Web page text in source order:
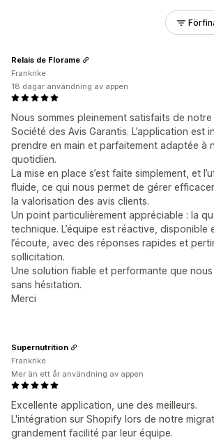
Nous sommes pleinement satisfaits de
Société des Avis Garantis. L’application est
prendre en main et parfaitement adaptée à
quotidien.
La mise en place s’est faite simplement, et
fluide, ce qui nous permet de gérer
la valorisation des avis clients.
Un point particulièrement appréciable : la
technique. L’équipe est réactive, disponible
l’écoute, avec des réponses rapides et
sollicitation.
Une solution fiable et performante que
sans hésitation.
Merci
Relais de Florame
Frankrike
18 dagar användning av appen
Excellente application, une des meilleurs.
L'intégration sur Shopify lors de notre
grandement facilité par leur équipe.
Supernutrition
Frankrike
Mer än ett år användning av appen